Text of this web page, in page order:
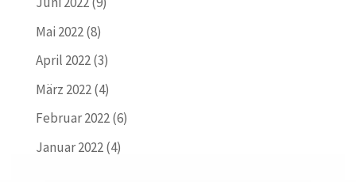
Mai 2022(8)
April 2022(3)
März 2022(4)
Februar 2022(6)
Januar 2022(4)